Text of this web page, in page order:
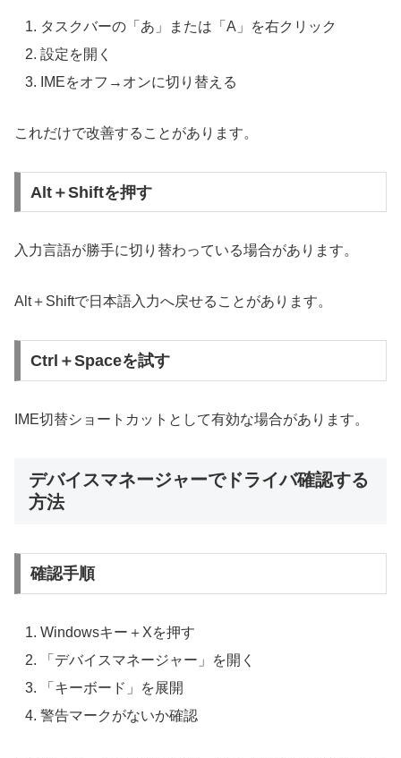
タスクバーの「あ」または「A」を右クリック
設定を開く
IMEをオフ→オンに切り替える
これだけで改善することがあります。
Alt＋Shiftを押す
入力言語が勝手に切り替わっている場合があります。
Alt＋Shiftで日本語入力へ戻せることがあります。
Ctrl＋Spaceを試す
IME切替ショートカットとして有効な場合があります。
デバイスマネージャーでドライバ確認する
方法
確認手順
Windowsキー＋Xを押す
「デバイスマネージャー」を開く
「キーボード」を展開
警告マークがないか確認